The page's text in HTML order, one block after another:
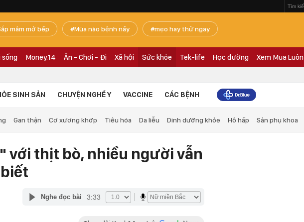
mâm mở bếp Mùa nào bệnh nấy mẹo hay thử ngay
Money.14 Ăn - Chơi - Đi Xã hội Sức khỏe Tek-life Học đường Xem Mua Luôn
SINH SẢN CHUYỆN NGHỀ Y VACCINE CÁC BỆNH
Gan thận Cơ xương khớp Tiêu hóa Da liễu Dinh dưỡng khỏe Hô hấp Sản phụ khoa
với thịt bò, nhiều người vẫn
Nghe đọc bài 3:33